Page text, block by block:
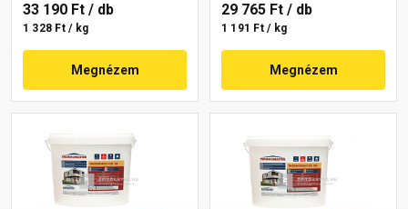
33 190 Ft / db
1 328 Ft / kg
Megnézem
29 765 Ft / db
1 191 Ft / kg
Megnézem